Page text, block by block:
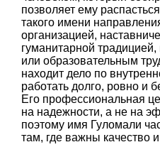
позволяет ему
такого имени
организацией,
гуманитарной
или образовательным
находит дело по
работать долго, ровно и
Его профессиональная
на надежности, а не на
поэтому имя Гуломали
там, где важны качество